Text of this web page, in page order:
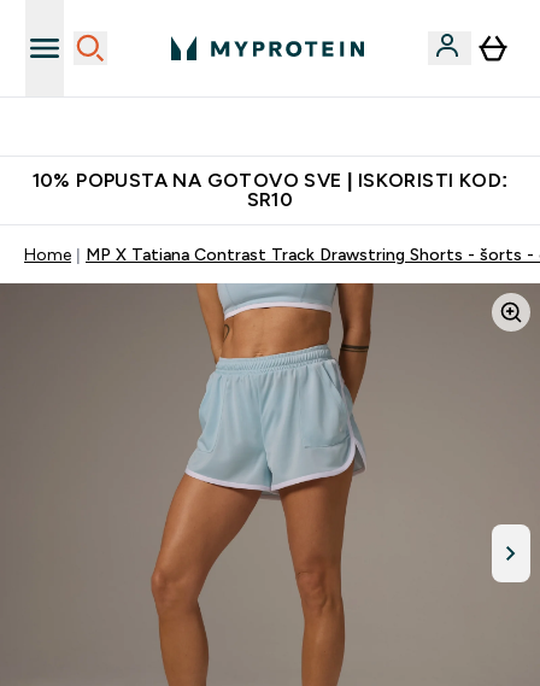
10% POPUSTA NA GOTOVO SVE | ISKORISTI KOD:
SR10
Home MP X Tatiana Contrast Track Drawstring Shorts - šorts -